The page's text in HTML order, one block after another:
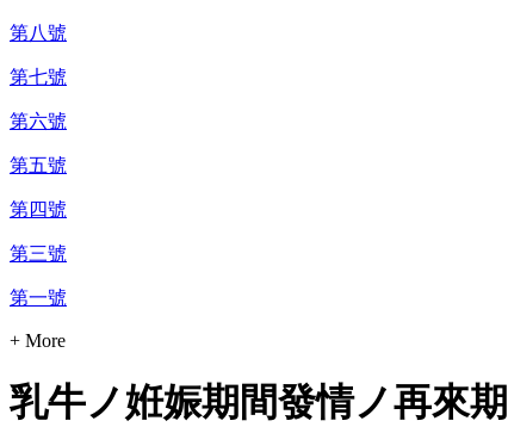
第八號
第七號
第六號
第五號
第四號
第三號
第一號
+ More
乳牛ノ姙娠期間發情ノ再來